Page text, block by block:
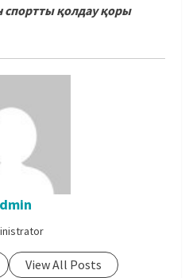
спортты қолдау қоры
View All Posts